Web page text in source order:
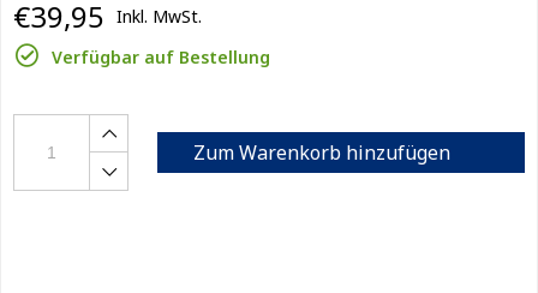
€39,95 Inkl. MwSt.
Verfügbar auf Bestellung
Zum Warenkorb hinzufügen